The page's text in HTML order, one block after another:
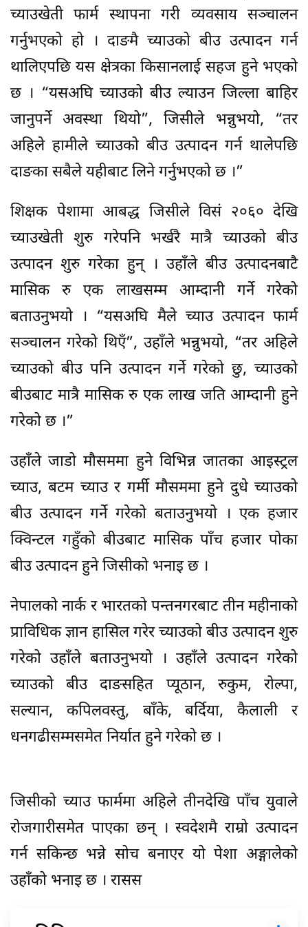
च्याउखेती फार्म स्थापना गरी व्यवसाय सञ्चालन
गर्नुभएको हो । दाङमै च्याउको बीउ उत्पादन गर्न
थालिएपछि यस क्षेत्रका किसानलाई सहज हुने भएको
छ । “यसअघि च्याउको बीउ ल्याउन जिल्ला बाहिर
जानुपर्ने अवस्था थियो”, जिसीले भन्नुभयो, “तर
अहिले हामीले च्याउको बीउ उत्पादन गर्न थालेपछि
दाङका सबैले यहीबाट लिने गर्नुभएको छ ।”
शिक्षक पेशामा आबद्ध जिसीले विसं २०६० देखि
च्याउखेती शुरु गरेपनि भर्खरै मात्रै च्याउको बीउ
उत्पादन शुरु गरेका हुन् । उहाँले बीउ उत्पादनबाटै
मासिक रु एक लाखसम्म आम्दानी गर्ने गरेको
बताउनुभयो । “यसअघि मैले च्याउ उत्पादन फार्म
सञ्चालन गरेको थिएँ”, उहाँले भन्नुभयो, “तर अहिले
च्याउको बीउ पनि उत्पादन गर्ने गरेको छु, च्याउको
बीउबाट मात्रै मासिक रु एक लाख जति आम्दानी हुने
गरेको छ ।”
उहाँले जाडो मौसममा हुने विभिन्न जातका आइस्ट्रल
च्याउ, बटम च्याउ र गर्मी मौसममा हुने दुधे च्याउको
बीउ उत्पादन गर्ने गरेको बताउनुभयो । एक हजार
क्विन्टल गहुँको बीउबाट मासिक पाँच हजार पोका
बीउ उत्पादन हुने जिसीको भनाइ छ ।
नेपालको नार्क र भारतको पन्तनगरबाट तीन महीनाको
प्राविधिक ज्ञान हासिल गरेर च्याउको बीउ उत्पादन शुरु
गरेको उहाँले बताउनुभयो । उहाँले उत्पादन गरेको
च्याउको बीउ दाङसहित प्यूठान, रुकुम, रोल्पा,
सल्यान, कपिलवस्तु, बाँके, बर्दिया, कैलाली र
धनगढीसम्मसमेत निर्यात हुने गरेको छ ।
जिसीको च्याउ फार्ममा अहिले तीनदेखि पाँच युवाले
रोजगारीसमेत पाएका छन् । स्वदेशमै राम्रो उत्पादन
गर्न सकिन्छ भन्ने सोच बनाएर यो पेशा अङ्गालेको
उहाँको भनाइ छ । रासस